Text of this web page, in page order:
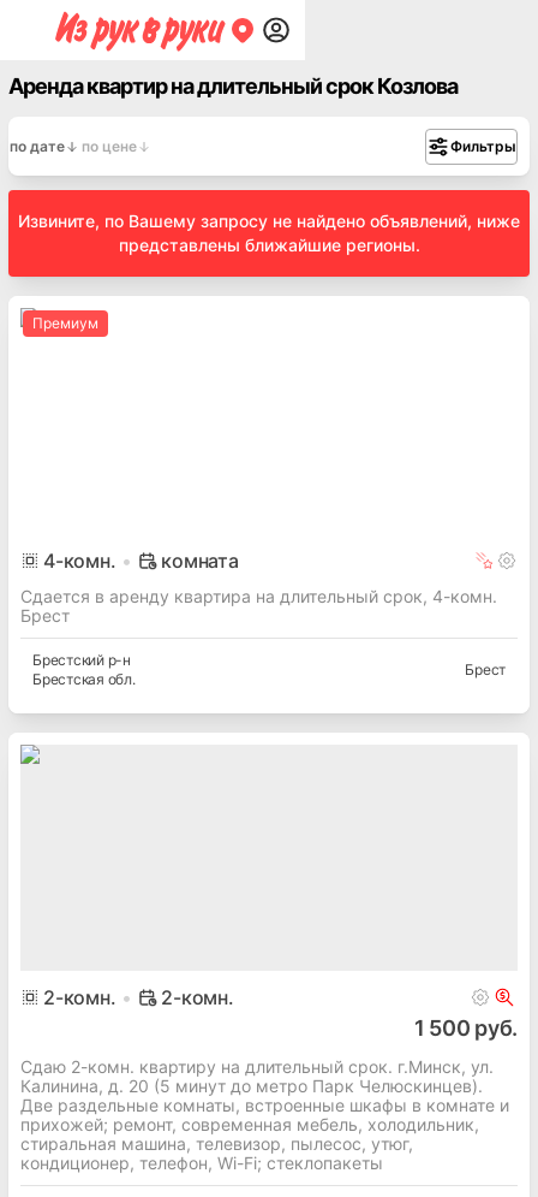
Аренда квартир на длительный срок Козлова
по дате по цене Фильтры
Извините, по Вашему запросу не найдено объявлений, ниже
представлены ближайшие регионы.
Премиум
4-комн. комната
Сдается в аренду квартира на длительный срок, 4-комн.
Брест
Брестскийр-н
Брестская обл.
Брест
2-комн. 2-комн.
1 500 руб.
Сдаю 2-комн. квартиру на длительный срок. г.Минск, ул.
Калинина, д. 20 (5 минут до метро Парк Челюскинцев).
Две раздельные комнаты, встроенные шкафы в комнате и
прихожей; ремонт, современная мебель, холодильник,
стиральная машина, телевизор, пылесос, утюг,
кондиционер, телефон, Wi-Fi; стеклопакеты